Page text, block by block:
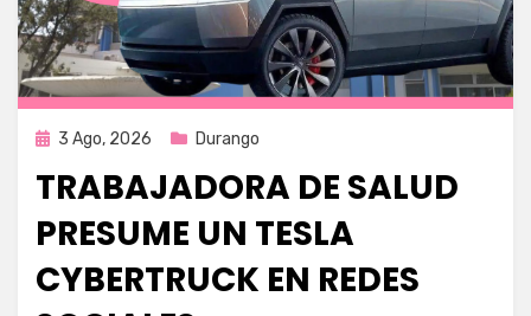
Publicada
3 Ago, 2026 Durango
TRABAJADORA DE SALUD
PRESUME UN TESLA
CYBERTRUCK EN REDES